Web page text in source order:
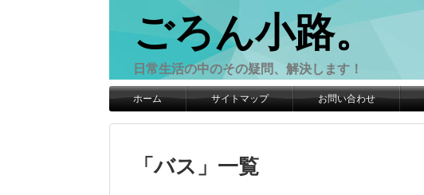
ごろん小路。
日常生活の中のその疑問、解決します！
ホーム サイトマップ お問い合わせ
「バス 」 一覧